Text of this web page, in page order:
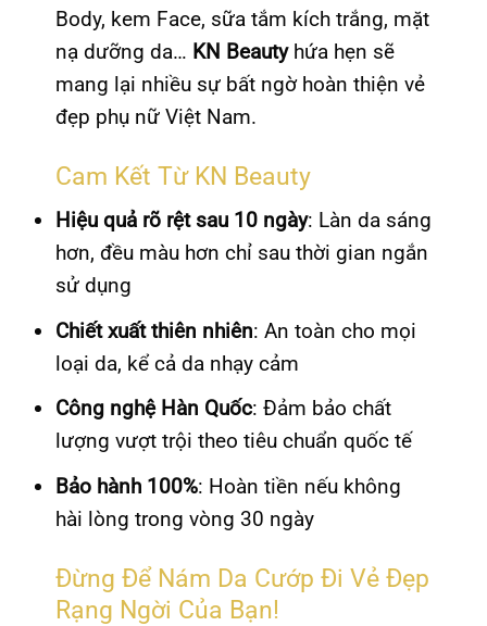
Body, kem Face, sữa tắm kích trắng, mặt
nạ dưỡng da… KN Beauty hứa hẹn sẽ
mang lại nhiều sự bất ngờ hoàn thiện vẻ
đẹp phụ nữ Việt Nam.
Cam Kết Từ KN Beauty
Hiệu quả rõ rệt sau 10 ngày: Làn da sáng
hơn, đều màu hơn chỉ sau thời gian ngắn
sử dụng
Chiết xuất thiên nhiên: An toàn cho mọi
loại da, kể cả da nhạy cảm
Công nghệ Hàn Quốc: Đảm bảo chất
lượng vượt trội theo tiêu chuẩn quốc tế
Bảo hành 100%: Hoàn tiền nếu không
hài lòng trong vòng 30 ngày
Đừng Để Nám Da Cướp Đi Vẻ Đẹp
Rạng Ngời Của Bạn!